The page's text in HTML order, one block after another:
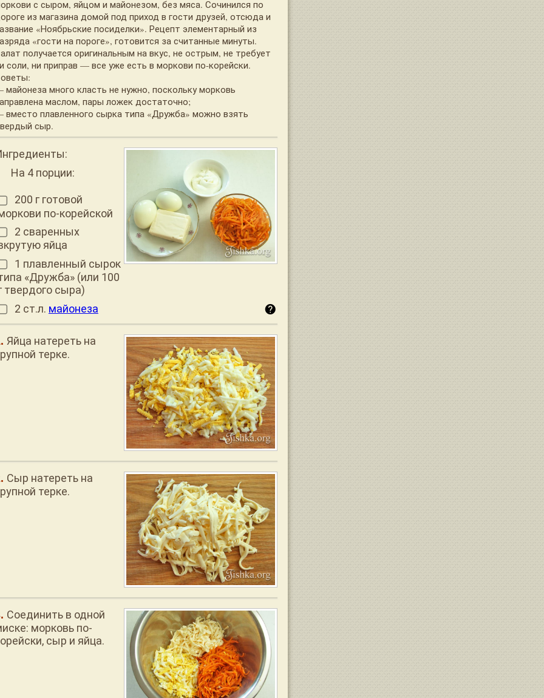
с сыром, яйцом и майонезом, без мяса. Сочинился по
из магазина домой под приход в гости друзей, отсюда и
«Ноябрьские посиделки». Рецепт элементарный из
«гости на пороге», готовится за считанные минуты.
получается оригинальным на вкус, не острым, не требует
соли, ни приправ — все уже есть в моркови по-корейски.
майонеза много класть не нужно, поскольку морковь
маслом, пары ложек достаточно;
вместо плавленного сырка типа «Дружба» можно взять
сыр.
На 4 порции:
200 г готовой
по-корейской
2 сваренных
яйца
1 плавленный сырок
«Дружба» (или 100
твердого сыра)
2 ст.л. майонеза
Яйца натереть на
терке.
Сыр натереть на
терке.
Соединить в одной
морковь по-
сыр и яйца.